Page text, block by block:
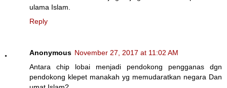
ulama Islam.
Reply
Anonymous November 27, 2017 at 11:02 AM
Antara chip lobai menjadi pendokong pengganas dgn
pendokong klepet manakah yg memudaratkan negara Dan